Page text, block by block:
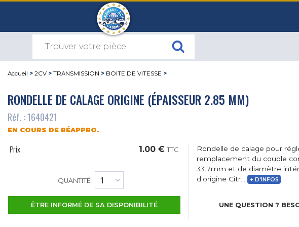
Accueil > 2CV > TRANSMISSION > BOITE DE VITESSE >
RONDELLE DE CALAGE ORIGINE (ÉPAISSEUR 2.85 MM)
Réf. : 1640421
EN COURS DE RÉAPPRO.
Prix 1.00 € TTC
QUANTITÉ
ÊTRE INFORMÉ DE SA DISPONIBILITÉ
Rondelle de calage pour
remplacement du couple
33.7mm et de diamètre
d'origine Citr... + D'INFOS
UNE QUESTION ?